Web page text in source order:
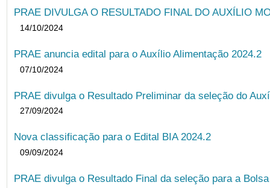
PRAE DIVULGA O RESULTADO FINAL DO AUXÍLIO
14/10/2024
PRAE anuncia edital para o Auxílio Alimentação 2024.2
07/10/2024
PRAE divulga o Resultado Preliminar da seleção do
27/09/2024
Nova classificação para o Edital BIA 2024.2
09/09/2024
PRAE divulga o Resultado Final da seleção para a